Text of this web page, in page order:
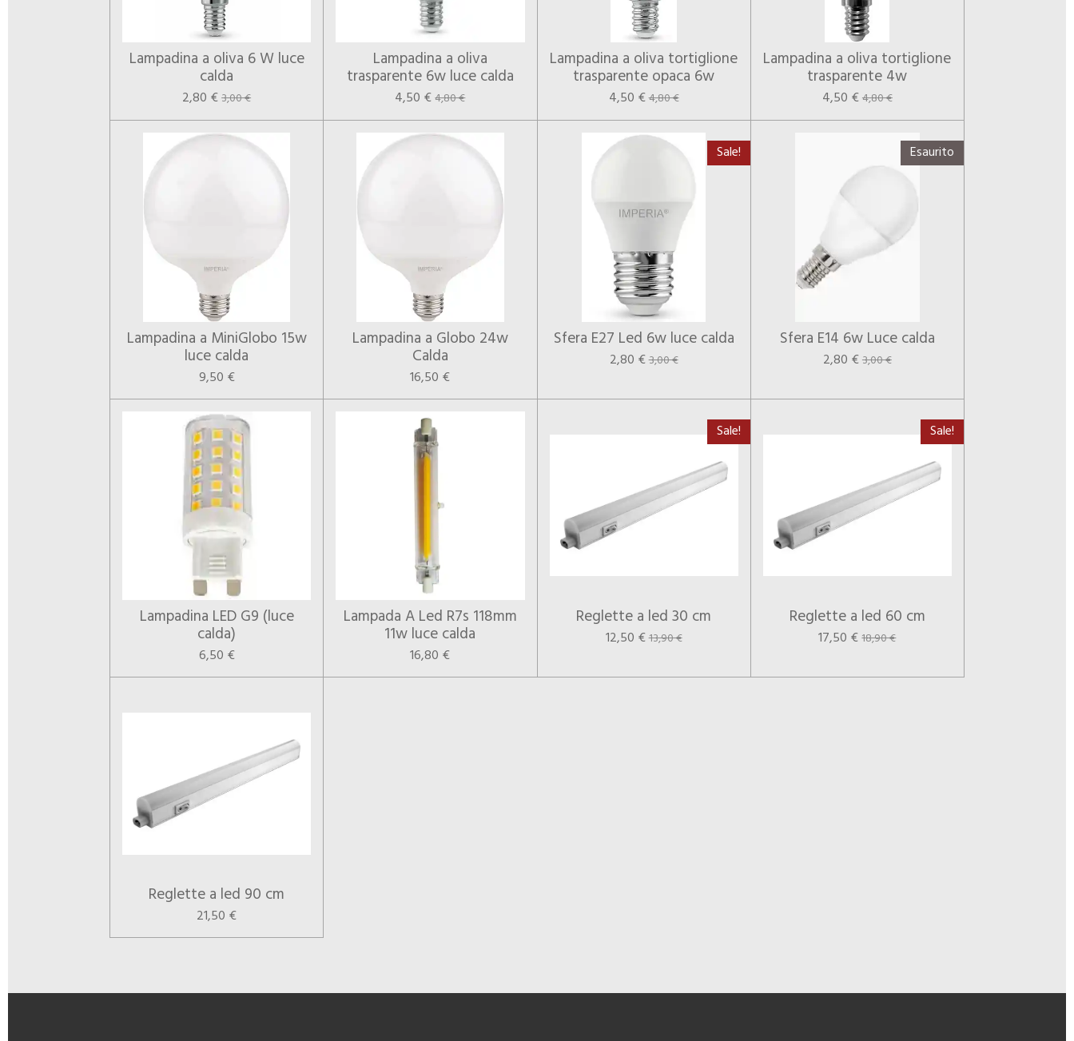
Lampadina a oliva 6 W luce
calda
2,80 €3,00 €
Lampadina a oliva
trasparente 6w luce calda
4,50 €4,80 €
Lampadina a oliva tortiglione
trasparente opaca 6w
4,50 €4,80 €
Lampadina a oliva tortiglione
trasparente 4w
4,50 €4,80 €
Lampadina a MiniGlobo 15w
luce calda
9,50 €
Lampadina a Globo 24w
Calda
16,50 €
Sale!
Sfera E27 Led 6w luce calda
2,80 €3,00 €
Esaurito
Sfera E14 6w Luce calda
2,80 €3,00 €
Lampadina LED G9 (luce
calda)
6,50 €
Lampada A Led R7s 118mm
11w luce calda
16,80 €
Sale!
Reglette a led 30 cm
12,50 €13,90 €
Sale!
Reglette a led 60 cm
17,50 €18,90 €
Reglette a led 90 cm
21,50 €